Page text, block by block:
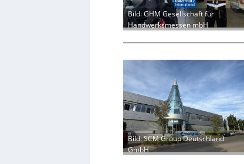
Bild: GHM Gesellschaft für
Handwerksmessen mbH
Bild: SCM Group Deutschland
GmbH